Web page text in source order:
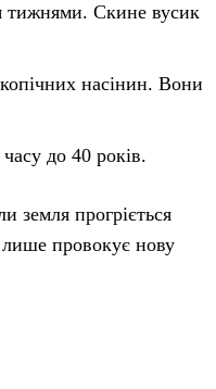
тижнями. Скине вусик
насінин. Вони
до 40 років.
земля прогріється
лише провокує нову